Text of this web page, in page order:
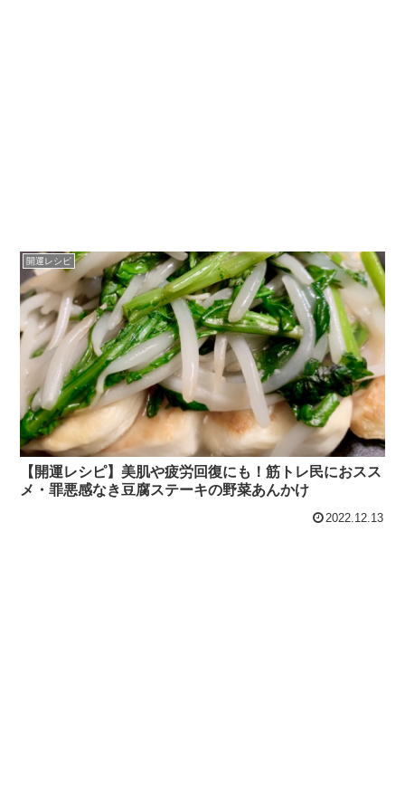
開運レシピ
【開運レシピ】美肌や疲労回復にも！筋トレ民におスス
メ・罪悪感なき豆腐ステーキの野菜あんかけ
2022.12.13